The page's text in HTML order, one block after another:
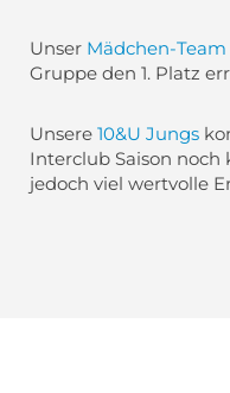
Unser Mädchen-Team
Gruppe den 1. Platz
Unsere 10&U Jungs
Interclub Saison
jedoch viel wertvolle